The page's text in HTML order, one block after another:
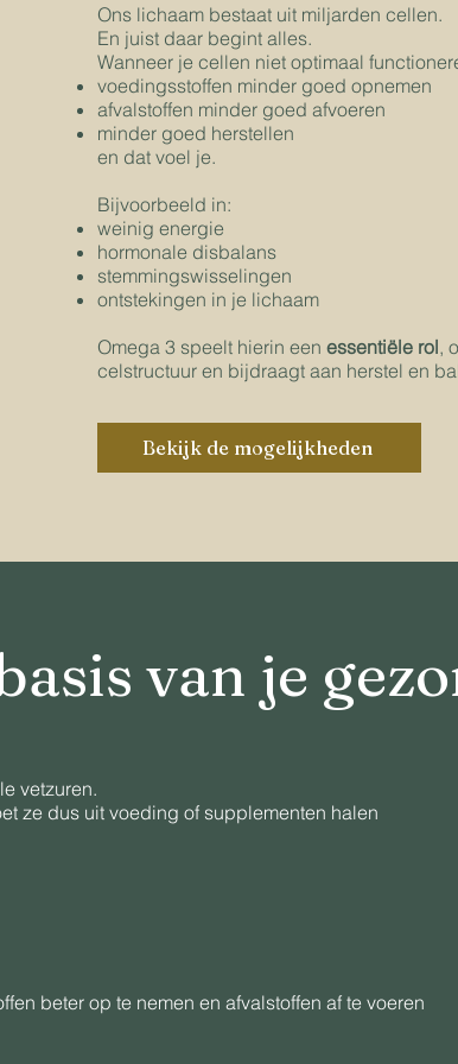
Ons lichaam bestaat uit miljarden cellen.
En juist daar begint alles.
Wanneer je cellen niet optimaal
voedingsstoffen minder goed opnemen
afvalstoffen minder goed afvoeren
minder goed herstellen
en dat voel je.
Bijvoorbeeld in:
weinig energie
hormonale disbalans
stemmingswisselingen
ontstekingen in je lichaam
Omega 3 speelt hierin een essentiële rol,
celstructuur en bijdraagt aan herstel en
Bekijk de mogelijkheden
van je
vetzuren.
ze dus uit voeding of supplementen halen
beter op te nemen en afvalstoffen af te voeren